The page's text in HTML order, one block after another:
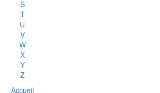
S
T
U
V
W
X
Y
Z
Accueil